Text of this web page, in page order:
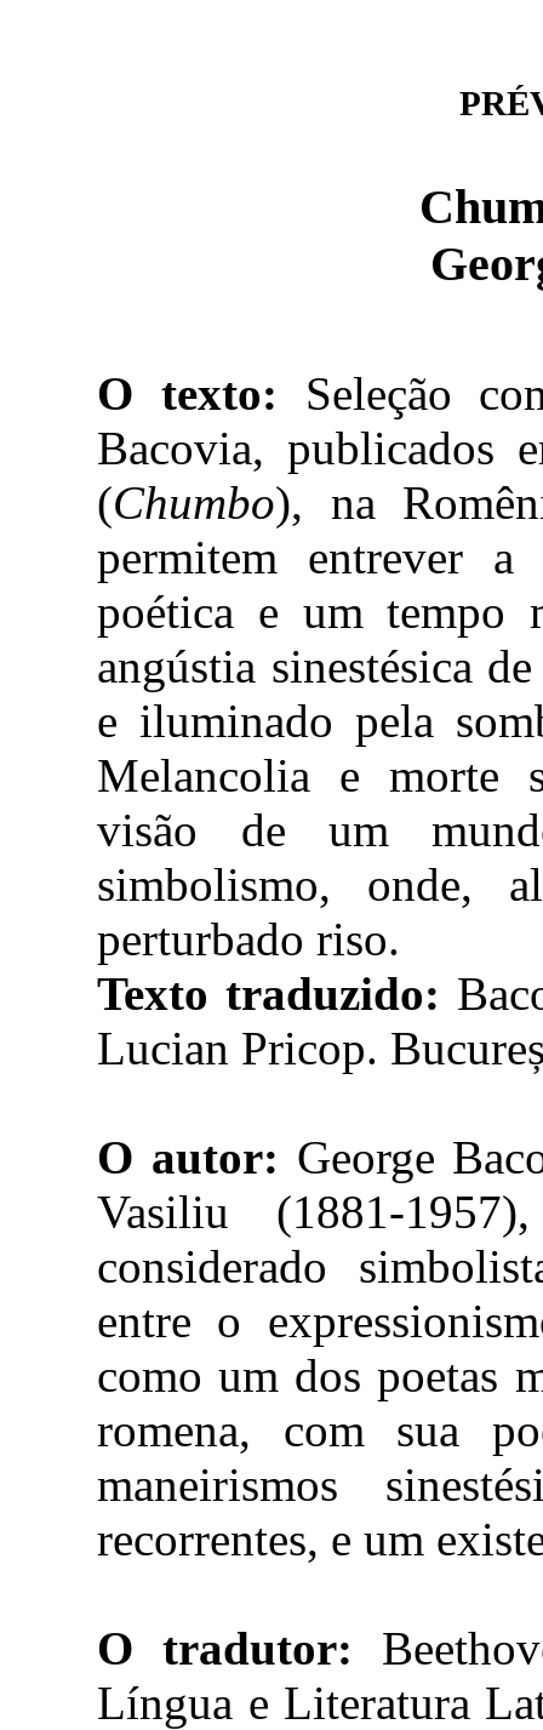
O texto: Seleção
Bacovia, publicados
(Chumbo), na
permitem entrever
poética e um tempo
angústia sinestésica
e iluminado pela
Melancolia e morte
visão de um
simbolismo, onde,
perturbado riso.
Texto traduzido:
Lucian Pricop.
O autor: George
Vasiliu (1881-
considerado
entre o
como um dos poetas
romena, com sua
maneirismos
recorrentes, e um
O tradutor:
Língua e Literatura